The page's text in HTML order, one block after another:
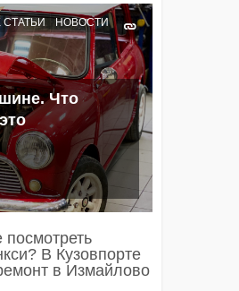
НОВОСТИ
Что
В Кузовпорте
в Измайлово